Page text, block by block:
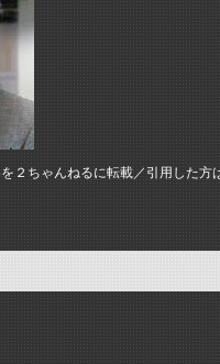
２ちゃんねるに転載／引用した方